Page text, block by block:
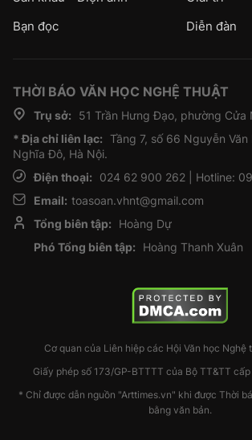
Bạn đọc
Diễn đàn
THỜI BÁO VĂN HỌC NGHỆ THUẬT
Trụ sở:
51 Trần Hưng Đạo, phường Cửa
* Địa chỉ liên lạc: Tầng 7, số 66 Nguyễn
Nghĩa Đô, Hà Nội.
Điện thoại:
024 62 900 262 | Hotline:
Email: toasoan.vhnt@gmail.com
Tổng biên tập:
Hoàng Dự
Phó Tổng biên tập:
Hoàng Thanh Xuân
Cơ quan của Liên hiệp các Hội Văn học Nghệ
Giấy phép số 173/GP-BTTTT của Bộ TT&TT
* Chỉ được dẫn nguồn "Arttimes.vn" khi được Thời
bằng văn bản.